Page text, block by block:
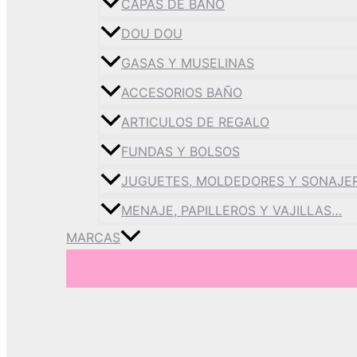
CAPAS DE BAÑO
DOU DOU
GASAS Y MUSELINAS
ACCESORIOS BAÑO
ARTICULOS DE REGALO
FUNDAS Y BOLSOS
JUGUETES, MOLDEDORES Y
MENAJE, PAPILLEROS Y VAJILLAS…
MARCAS